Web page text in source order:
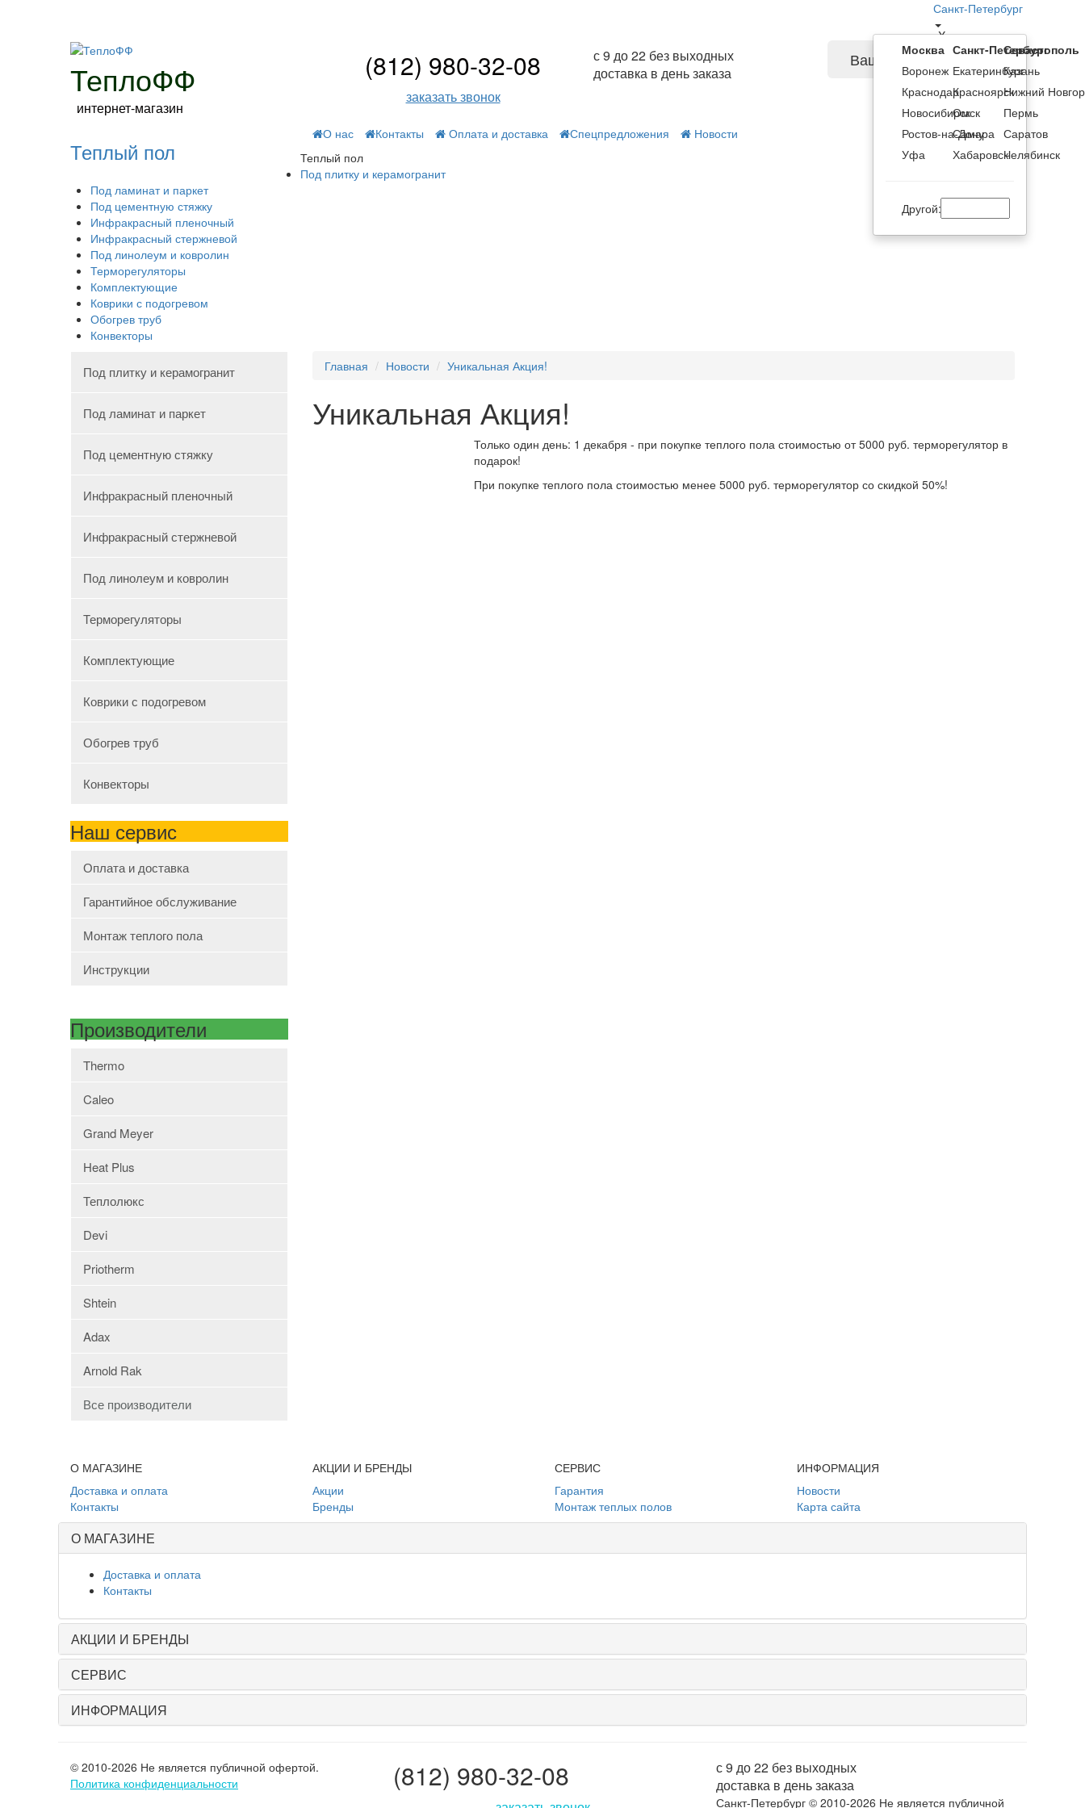
Санкт-Петербург
X
Москва Санкт-Петербург
Севастополь
Воронеж Екатеринбург
Казань
КраснодарКрасноярскНижний
Новосибирск
Омск
Пермь
Ростов-на-Дону
Самара Саратов
Уфа
ХабаровскЧелябинск
Другой:
ТеплоФФ
интернет-магазин
(812) 980-32-08
заказать звонок
с 9 до 22 без выходных
доставка в день заказа
Ваша корзина
Теплый пол
О нас Контакты Оплата и доставка Спецпредложения
Новости
Теплый пол
Под плитку и керамогранит
Под ламинат и паркет
Под цементную стяжку
Инфракрасный пленочный
Инфракрасный стержневой
Под линолеум и ковролин
Терморегуляторы
Комплектующие
Коврики с подогревом
Обогрев труб
Конвекторы
Под плитку и керамогранит
Под ламинат и паркет
Под цементную стяжку
Инфракрасный пленочный
Инфракрасный стержневой
Под линолеум и ковролин
Терморегуляторы
Комплектующие
Коврики с подогревом
Обогрев труб
Конвекторы
Наш сервис
Оплата и доставка
Гарантийное обслуживание
Монтаж теплого пола
Инструкции
Производители
Thermo
Caleo
Grand Meyer
Heat Plus
Теплолюкс
Devi
Priotherm
Shtein
Adax
Arnold Rak
Все производители
Главная Новости Уникальная Акция!
Уникальная Акция!
Только один день: 1 декабря - при покупке теплого пола стоимостью от 5000 руб. терморегулятор в
подарок!
При покупке теплого пола стоимостью менее 5000 руб. терморегулятор со скидкой 50%!
О МАГАЗИНЕ
Доставка и оплата
Контакты
АКЦИИ И БРЕНДЫ
Акции
Бренды
СЕРВИС
Гарантия
Монтаж теплых полов
ИНФОРМАЦИЯ
Новости
Карта сайта
О МАГАЗИНЕ
Доставка и оплата
Контакты
АКЦИИ И БРЕНДЫ
СЕРВИС
ИНФОРМАЦИЯ
© 2010-2026 Не является публичной офертой.
Политика конфиденциальности
(812) 980-32-08
с 9 до 22 без выходных
доставка в день заказа
Санкт-Петербург © 2010-2026 Не является публичной